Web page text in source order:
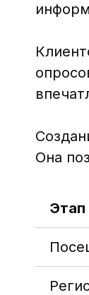
Она
Этап